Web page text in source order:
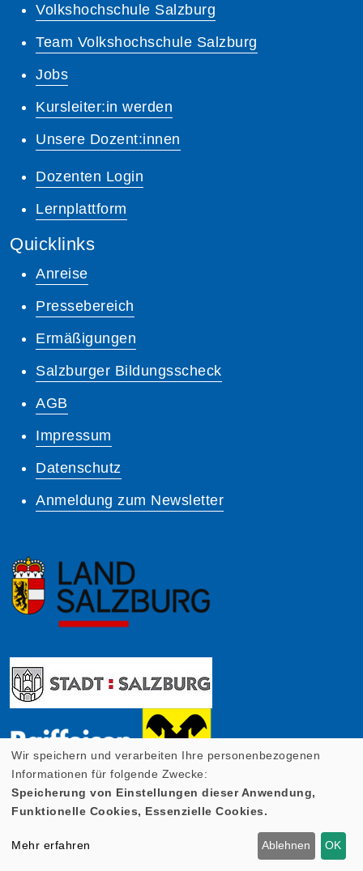
Volkshochschule Salzburg
Team Volkshochschule Salzburg
Jobs
Kursleiter:in werden
Unsere Dozent:innen
Dozenten Login
Lernplattform
Quicklinks
Anreise
Pressebereich
Ermäßigungen
Salzburger Bildungsscheck
AGB
Impressum
Datenschutz
Anmeldung zum Newsletter
Wir speichern und verarbeiten Ihre personenbezogenen
Informationen für folgende Zwecke:
Speicherung von Einstellungen dieser Anwendung,
Funktionelle Cookies, Essenzielle Cookies.
Mehr erfahren Ablehnen OK